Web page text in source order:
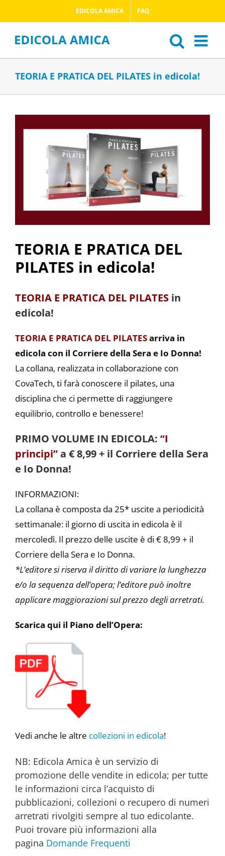
al
contenuto
EDICOLA AMICA FAQ
TEORIA E PRATICA DEL PILATES in edicola!
TEORIA E PRATICA DEL
PILATES in edicola!
TEORIA E PRATICA DEL PILATES in
edicola!
TEORIA E PRATICA DEL PILATESarriva in
edicola con il Corriere della Sera e Io Donna!
La collana, realizzata in collaborazione con
CovaTech, ti farà conoscere il pilates, una
disciplina che ci permette di raggiungere
equilibrio, controllo e benessere!
PRIMO VOLUME IN EDICOLA: “I
principi”a € 8,99 + il Corriere della Sera
e Io Donna!
INFORMAZIONI:
La collana è composta da 25* uscite a periodicità
settimanale: il giorno di uscita in edicola è il
mercoledì. Il prezzo delle uscite è di € 8,99 + il
Corriere della Sera e Io Donna.
*L’editore si riserva il diritto di variare la lunghezza
e/o la sequenza dell’opera; l’editore può inoltre
applicare maggiorazioni sul prezzo degli arretrati.
Scarica qui il Piano dell’Opera:
Vedi anche le altre collezioni in edicola!
NB: Edicola Amica è un servizio di
promozione delle vendite in edicola; per tutte
le informazioni circa l’acquisto di
pubblicazioni, collezioni o recupero di numeri
arretrati rivolgiti sempre al tuo edicolante.
Puoi trovare più informazioni alla
pagina Domande Frequenti